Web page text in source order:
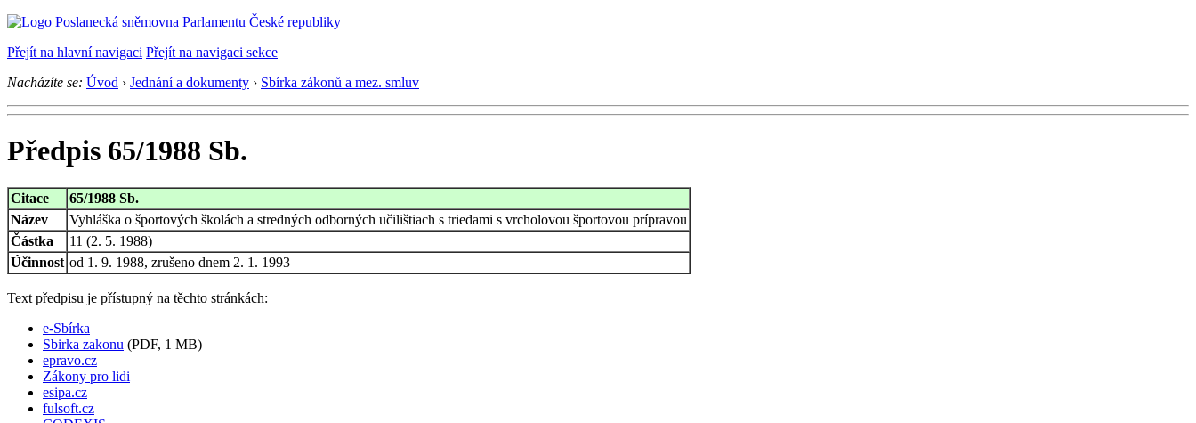
Přejít na hlavní navigaci Přejít na navigaci sekce
Nacházíte se: Úvod › Jednání a dokumenty › Sbírka zákonů a mez. smluv
Předpis 65/1988 Sb.
Citace
65/1988 Sb.
Název
Vyhláška o športových školách a stredných odborných učilištiach s triedami s vrcholovou športovou prípravou
Částka
11 (2. 5. 1988)
Účinnost od 1. 9. 1988, zrušeno dnem 2. 1. 1993
Text předpisu je přístupný na těchto stránkách:
e-Sbírka
Sbirka zakonu (PDF, 1 MB)
epravo.cz
Zákony pro lidi
esipa.cz
fulsoft.cz